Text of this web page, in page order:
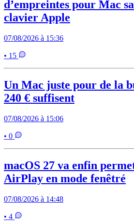
d’empreintes pour Mac
clavier Apple
07/08/2026 à 15:36
• 15
Un Mac juste pour de la
240 € suffisent
07/08/2026 à 15:06
• 0
macOS 27 va enfin
AirPlay en mode fenêtré
07/08/2026 à 14:48
• 4